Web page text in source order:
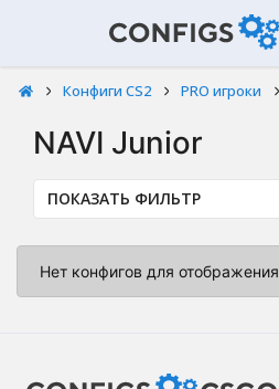
Конфиги CS2 PRO игроки
NAVI Junior
ПОКАЗАТЬ ФИЛЬТР
Нет конфигов для отображения